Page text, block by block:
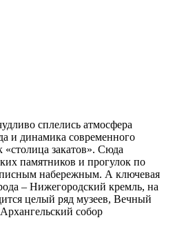
сплелись атмосфера
и динамика современного
«столица закатов». Сюда
памятников и прогулок по
набережным. А ключевая
– Нижегородский кремль, на
целый ряд музеев, Вечный
собор